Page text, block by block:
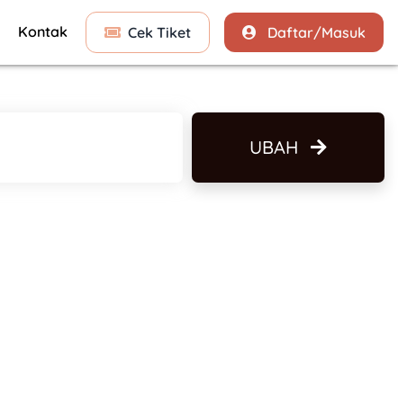
Kontak Daftar/Masuk
Cek Tiket
UBAH